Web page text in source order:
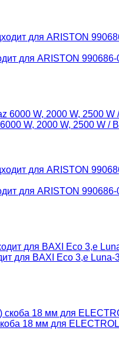
для ARISTON
W, 2000 W, 2500 W
для ARISTON
для BAXI Eco 3,е
18 мм для